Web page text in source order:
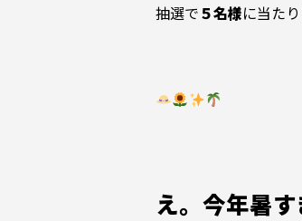
抽選で５名様に当た
え。今年暑